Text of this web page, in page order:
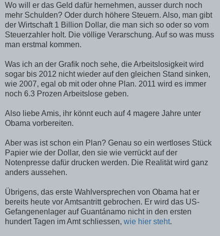
Wo will er das Geld dafür hernehmen, ausser durch noch
mehr Schulden? Oder durch höhere Steuern. Also, man gibt
der Wirtschaft 1 Billion Dollar, die man sich so oder so vom
Steuerzahler holt. Die völlige Verarschung. Auf so was muss
man erstmal kommen.
Was ich an der Grafik noch sehe, die Arbeitslosigkeit wird
sogar bis 2012 nicht wieder auf den gleichen Stand sinken,
wie 2007, egal ob mit oder ohne Plan. 2011 wird es immer
noch 6.3 Prozen Arbeitslose geben.
Also liebe Amis, ihr könnt euch auf 4 magere Jahre unter
Obama vorbereiten.
Aber was ist schon ein Plan? Genau so ein wertloses Stück
Papier wie der Dollar, den sie wie verrückt auf der
Notenpresse dafür drucken werden. Die Realität wird ganz
anders aussehen.
Übrigens, das erste Wahlversprechen von Obama hat er
bereits heute vor Amtsantritt gebrochen. Er wird das US-
Gefangenenlager auf Guantánamo nicht in den ersten
hundert Tagen im Amt schliessen, wie hier steht.